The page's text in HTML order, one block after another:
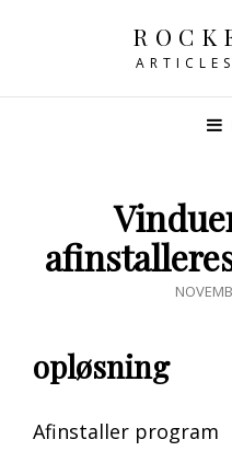
POSTED
opløsning
Afinstaller program